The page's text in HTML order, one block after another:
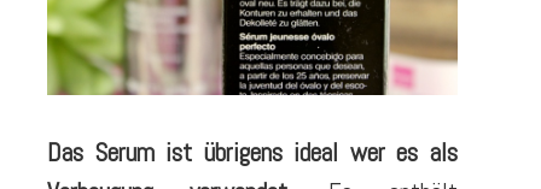
Das Serum ist übrigens ideal wer es als